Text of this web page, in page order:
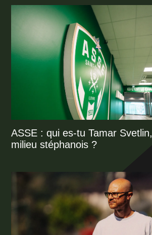
ASSE : qui es-tu Tamar
milieu stéphanois ?